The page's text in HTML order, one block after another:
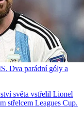
Dva parádní góly a
světa vstřelil Lionel
střelcem Leagues Cup.